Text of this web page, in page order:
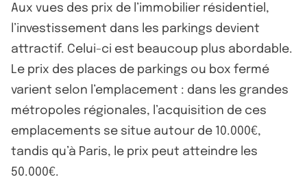
Aux vues des prix de l’immobilier résidentiel,
l’investissement dans les parkings devient
attractif. Celui-ci est beaucoup plus abordable.
Le prix des places de parkings ou box fermé
varient selon l’emplacement : dans les grandes
métropoles régionales, l’acquisition de ces
emplacements se situe autour de 10.000€,
tandis qu’à Paris, le prix peut atteindre les
50.000€.